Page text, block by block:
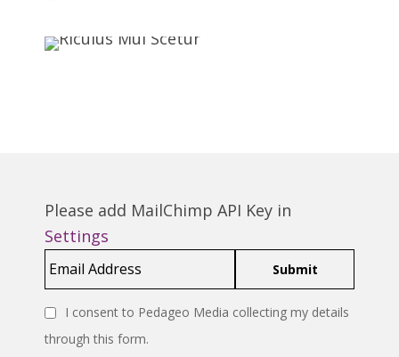
Please add MailChimp API Key in
Settings
Submit
I consent to Pedageo Media collecting my details
through this form.